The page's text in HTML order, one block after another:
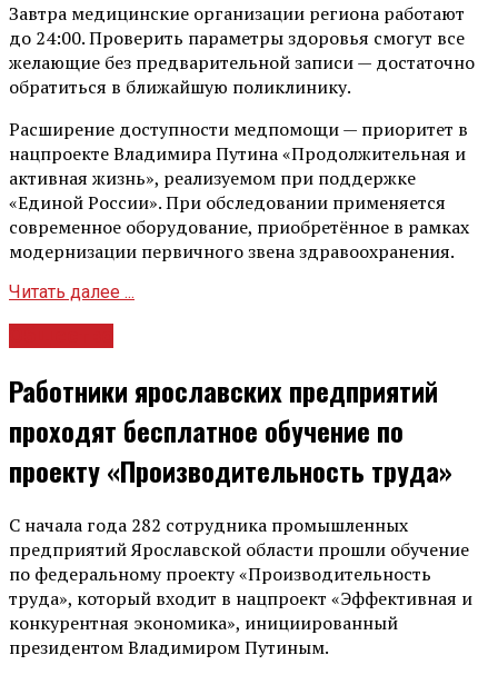
Завтра медицинские организации региона работают
до 24:00. Проверить параметры здоровья смогут все
желающие без предварительной записи — достаточно
обратиться в ближайшую поликлинику.
Расширение доступности медпомощи — приоритет в
нацпроекте Владимира Путина «Продолжительная и
активная жизнь», реализуемом при поддержке
«Единой России». При обследовании применяется
современное оборудование, приобретённое в рамках
модернизации первичного звена здравоохранения.
Читать далее ...
Работники ярославских предприятий
проходят бесплатное обучение по
проекту «Производительность труда»
С начала года 282 сотрудника промышленных
предприятий Ярославской области прошли обучение
по федеральному проекту «Производительность
труда», который входит в нацпроект «Эффективная и
конкурентная экономика», инициированный
президентом Владимиром Путиным.